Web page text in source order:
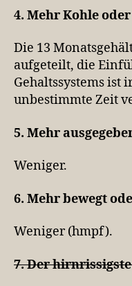
4. Mehr Kohle
Die 13
aufgeteilt, die
Gehaltssystems ist
unbestimmte Zeit
5. Mehr
Weniger.
6. Mehr bewegt
Weniger (hmpf).
7. Der